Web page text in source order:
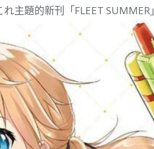
主題的新刊「FLEET SUMMER」